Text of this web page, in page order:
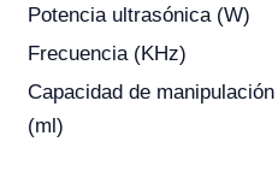
Potencia ultrasónica (W)
Frecuencia (KHz)
Capacidad de manipulación
(ml)